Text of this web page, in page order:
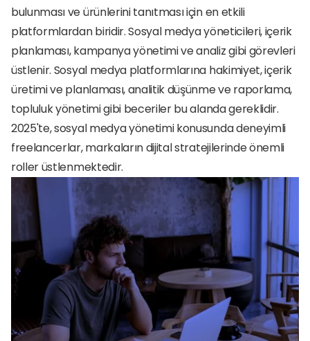
bulunması ve ürünlerini tanıtması için en etkili
platformlardan biridir. Sosyal medya yöneticileri, içerik
planlaması, kampanya yönetimi ve analiz gibi görevleri
üstlenir. Sosyal medya platformlarına hakimiyet, içerik
üretimi ve planlaması, analitik düşünme ve raporlama,
topluluk yönetimi gibi beceriler bu alanda gereklidir.
2025'te, sosyal medya yönetimi konusunda deneyimli
freelancerlar, markaların dijital stratejilerinde önemli
roller üstlenmektedir.